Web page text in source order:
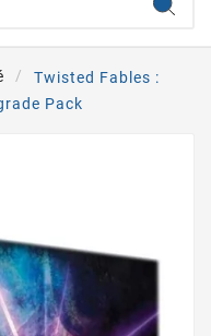
Twisted Fables :
Pack